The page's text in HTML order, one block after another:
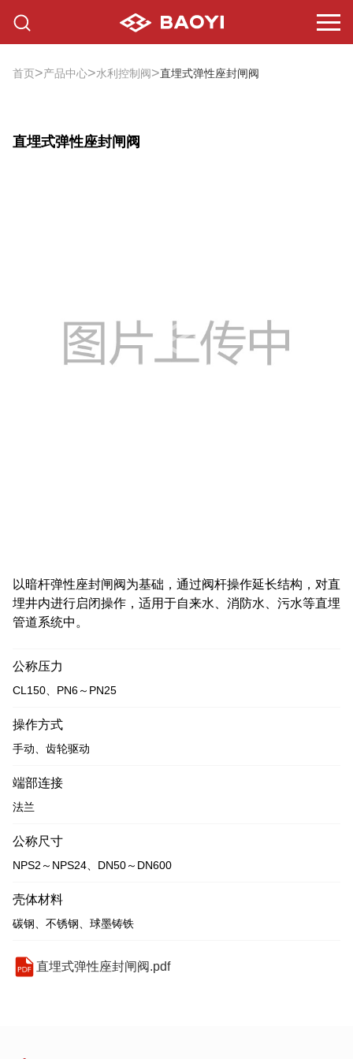
首页>产品中心>水利控制阀>直埋式弹性座封闸阀
直埋式弹性座封闸阀
以暗杆弹性座封闸阀为基础，通过阀杆操作延长结构，对直
埋井内进行启闭操作，适用于自来水、消防水、污水等直埋
管道系统中。
公称压力
CL150、PN6～PN25
操作方式
手动、齿轮驱动
端部连接
法兰
公称尺寸
NPS2～NPS24、DN50～DN600
壳体材料
碳钢、不锈钢、球墨铸铁
直埋式弹性座封闸阀.pdf